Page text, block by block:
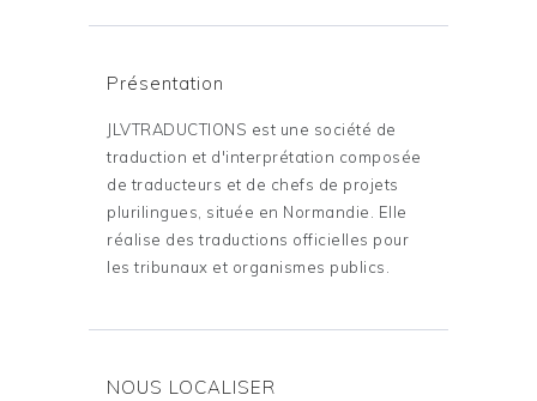
Présentation
JLVTRADUCTIONS est une société de
traduction et d'interprétation composée
de traducteurs et de chefs de projets
plurilingues, située en Normandie. Elle
réalise des traductions officielles pour
les tribunaux et organismes publics.
NOUS LOCALISER